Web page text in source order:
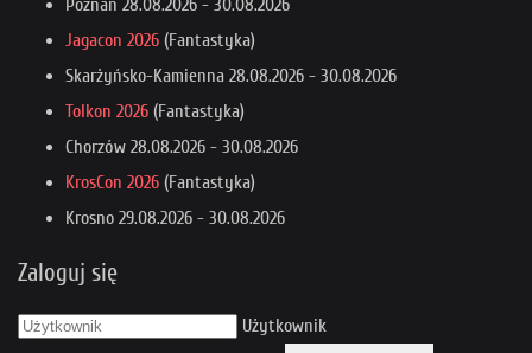
Poznań 28.08.2026 - 30.08.2026
Jagacon 2026 (Fantastyka)
Skarżyńsko-Kamienna 28.08.2026 - 30.08.2026
Tolkon 2026 (Fantastyka)
Chorzów 28.08.2026 - 30.08.2026
KrosCon 2026 (Fantastyka)
Krosno 29.08.2026 - 30.08.2026
Zaloguj się
Użytkownik